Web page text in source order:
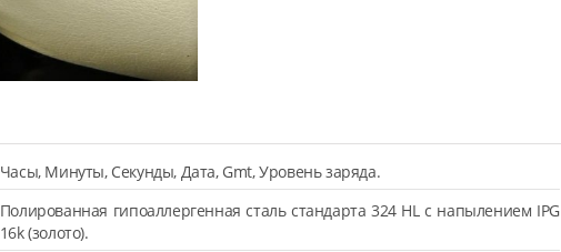
Часы, Минуты, Секунды, Дата, Gmt, Уровень заряда.
Полированная гипоаллергенная сталь стандарта 324 HL с напылением IPG
16k (золото).